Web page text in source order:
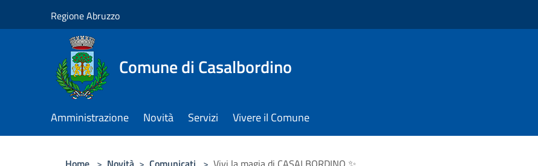
Regione Abruzzo
Comune di Casalbordino
Amministrazione Novità Servizi Vivere il Comune